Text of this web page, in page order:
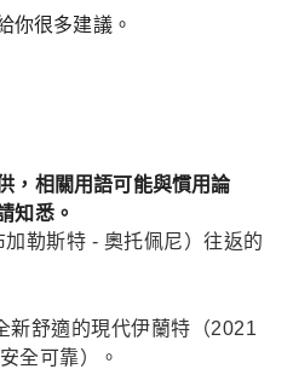
你很多建議。
，相關用語可能與慣用論
知悉。
勒斯特 - 奧托佩尼）往返的
新舒適的現代伊蘭特（2021
全可靠）。